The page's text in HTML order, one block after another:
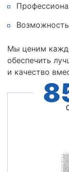
Мы ценим
обеспечить
и качество